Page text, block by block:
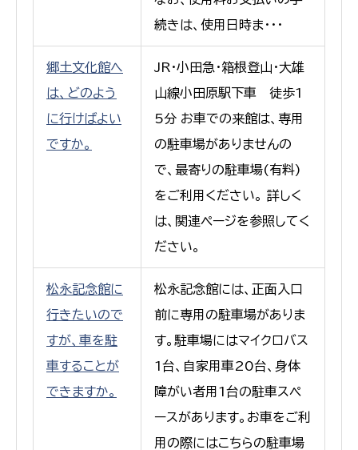
続きは、使用日時ま・・・
郷土文化館へ
は、どのよう
に行けばよい
ですか。
JR・小田急・箱根登山・大雄
山線小田原駅下車 徒歩1
5分 お車での来館は、専用
の駐車場がありませんの
で、最寄りの駐車場(有料)
をご利用ください。 詳しく
は、関連ページを参照してく
ださい。
松永記念館に
行きたいので
すが、車を駐
車することが
できますか。
松永記念館には、正面入口
前に専用の駐車場がありま
す。駐車場にはマイクロバス
1台、自家用車20台、身体
障がい者用1台の駐車スペ
ースがあります。お車をご利
用の際にはこちらの駐車場